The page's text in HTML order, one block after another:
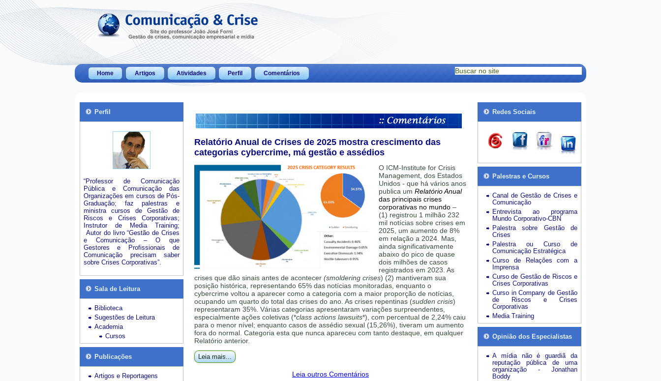
Home Artigos Atividades Perfil Comentários
Perfil
“Professor de Comunicação
Pública e Comunicação das
Organizações em cursos de Pós-
Graduação; faz palestras e
ministra cursos de Gestão de
Riscos e Crises Corporativas;
Instrutor de Media Training;
Autor do livro “Gestão de Crises
e Comunicação – O que
Gestores e Profissionais de
Comunicação precisam saber
sobre Crises Corporativas”.
Sala de Leitura
Biblioteca
Sugestões de Leitura
Academia
Cursos
Publicações
Artigos e Reportagens
Relatório Anual de Crises de 2025 mostra crescimento das
categorias cybercrime, má gestão e assédios
O ICM-Institute for Crisis
Management, dos Estados
Unidos - que há vários anos
publica um Relatório Anual
das principais crises
corporativas no mundo –
(1) registrou 1 milhão 232
mil notícias sobre crises em
2025, um aumento de 8%
em relação a 2024. Mas,
ainda significativamente
abaixo do pico de quase
dois milhões de casos
registrados em 2023. As
crises que dão sinais antes de acontecer (smoldering crises) (2) mantiveram sua
posição histórica, representando 65% das notícias monitoradas, enquanto o
cybercrime voltou a aparecer como a categoria com a maior proporção de notícias,
ocupando um quarto do total das crises do ano. As crises repentinas (sudden crisis)
representaram 35%. Várias categorias apresentaram variações surpreendentes,
especialmente ações coletivas (*class actions lawsuits*), com percentual de 2,24% caiu
para o menor nível; enquanto casos de assédio sexual (15,26%), tiveram um aumento
fora do normal. Categoria esta que nunca apareceu com tanto destaque, em qualquer
Relatório anterior.
Leia mais...
Leia outros Comentários
Redes Sociais
Palestras e Cursos
Canal de Gestão de Crises e
Comunicação
Entrevista ao programa
Mundo Corporativo-CBN
Palestra sobre Gestão de
Crises
Palestra ou Curso de
Comunicação Estratégica
Curso de Relações com a
Imprensa
Curso de Gestão de Riscos e
Crises Corporativas
Curso in Company de Gestão
de Riscos e Crises
Corporativas
Media Training
Opinião dos Especialistas
A mídia não é guardiã da
reputação pública de uma
organização - Jonathan
Boddy